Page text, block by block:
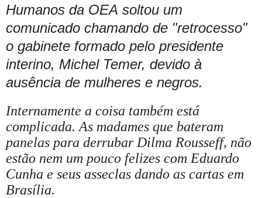
Humanos da OEA soltou um
comunicado chamando de "retrocesso"
o gabinete formado pelo presidente
interino, Michel Temer, devido à
ausência de mulheres e negros.
Internamente a coisa também está
complicada. As madames que bateram
panelas para derrubar Dilma Rousseff, não
estão nem um pouco felizes com Eduardo
Cunha e seus asseclas dando as cartas em
Brasília.